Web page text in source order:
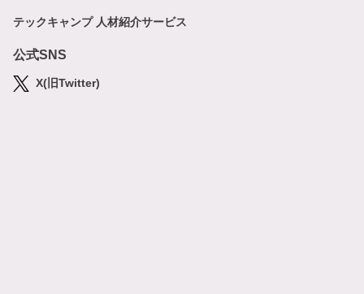
テックキャンプ 人材紹介サービス
公式SNS
X(旧Twitter)